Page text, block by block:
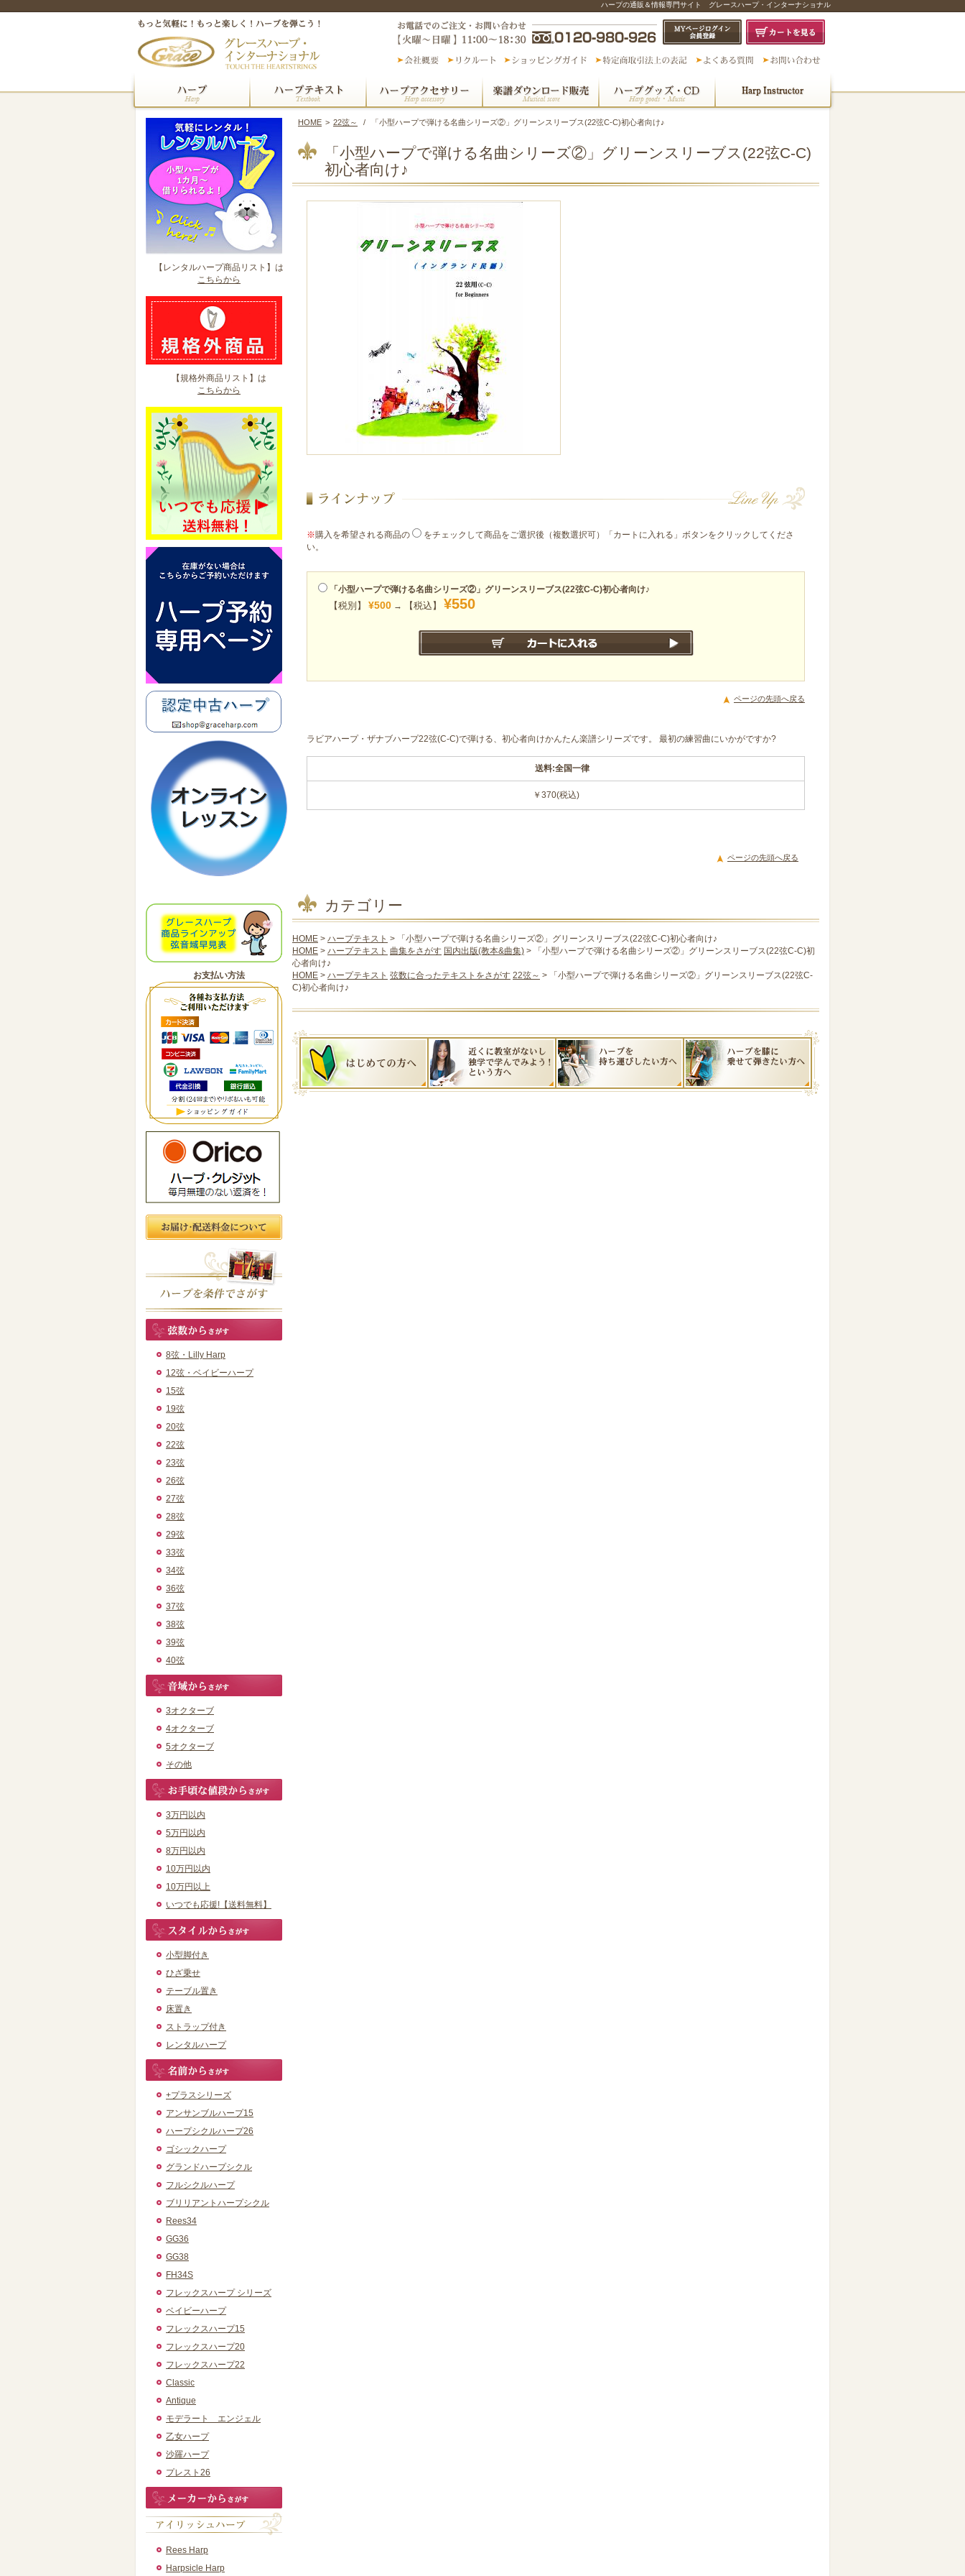
ハープの通販＆情報専門サイト グレースハープ・インターナショナル
【レンタルハープ商品リスト】は
こちらから
【規格外商品リスト】は
こちらから
お支払い方法
8弦・Lilly Harp
12弦・ベイビーハープ
15弦
19弦
20弦
22弦
23弦
26弦
27弦
28弦
29弦
33弦
34弦
36弦
37弦
38弦
39弦
40弦
3オクターブ
4オクターブ
5オクターブ
その他
3万円以内
5万円以内
8万円以内
10万円以内
10万円以上
いつでも応援!【送料無料】
小型脚付き
ひざ乗せ
テーブル置き
床置き
ストラップ付き
レンタルハープ
+プラスシリーズ
アンサンブルハープ15
ハープシクルハープ26
ゴシックハープ
グランドハープシクル
フルシクルハープ
ブリリアントハープシクル
Rees34
GG36
GG38
FH34S
フレックスハープ シリーズ
ベイビーハープ
フレックスハープ15
フレックスハープ20
フレックスハープ22
Classic
Antique
モデラート エンジェル
乙女ハープ
沙羅ハープ
プレスト26
Rees Harp
Harpsicle Harp
HOME > 22弦～ / 「小型ハープで弾ける名曲シリーズ②」グリーンスリーブス(22弦C-C)初心者向け♪
「小型ハープで弾ける名曲シリーズ②」グリーンスリーブス(22弦C-C)
初心者向け♪
※購入を希望される商品の
をチェックして商品をご選択後（複数選択可）「カートに入れる」ボタンをクリックしてくださ
い。
「小型ハープで弾ける名曲シリーズ②」グリーンスリーブス(22弦C-C)初心者向け♪
【税別】 ¥500 → 【税込】 ¥550
ページの先頭へ戻る
ラビアハープ・ザナブハープ22弦(C-C)で弾ける、初心者向けかんたん楽譜シリーズです。 最初の練習曲にいかがですか?
送料:全国一律
￥370(税込)
ページの先頭へ戻る
カテゴリー
HOME > ハープテキスト > 「小型ハープで弾ける名曲シリーズ②」グリーンスリーブス(22弦C-C)初心者向け♪
HOME > ハープテキスト 曲集をさがす 国内出版(教本&曲集) > 「小型ハープで弾ける名曲シリーズ②」グリーンスリーブス(22弦C-C)初
心者向け♪
HOME > ハープテキスト 弦数に合ったテキストをさがす 22弦～ > 「小型ハープで弾ける名曲シリーズ②」グリーンスリーブス(22弦C-
C)初心者向け♪